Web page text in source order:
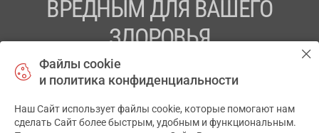
ВРЕДНЫМ ДЛЯ ВАШЕГО
ЗДОРОВЬЯ
ПЕРЕД ПРИМЕНЕНИЕМ ПРЕПАРАТА
ПРОКОНСУЛЬТИРУЙТЕСЬ С ВРАЧОМ
ТОВ «АПТЕКА 911.ЮА» Код ЄДРПОУ 43631965.
Файлы cookie
и политика конфиденциальности
Наш Сайт использует файлы cookie, которые помогают нам
сделать Сайт более быстрым, удобным и функциональным.
✕